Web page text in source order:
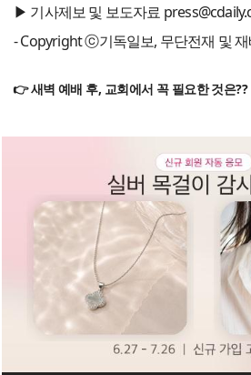
▶ 기사제보 및 보도자료
- Copyright ⓒ기독일보, 무단전재 및 재
👉 새벽 예배 후, 교회에서 꼭 필요한 것은??